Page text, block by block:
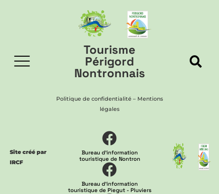
Tourisme
Périgord
Nontronnais
Site créé par
IRCF
Politique de confidentialité– Mentions
légales
Bureau d'information
touristique de Nontron
Bureau d'information
touristique de Piegut - Pluviers